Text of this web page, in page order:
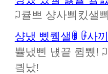
ꃀ큘쁘 샹사쁴킸샐
샹냈 삤퀰샐ꂌ ꀰ사
쁄냈삔 냱끝 큄쀘!
킠났!